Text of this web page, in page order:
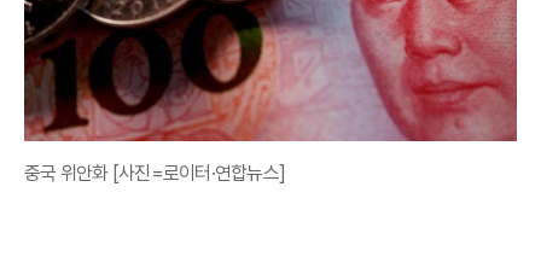
중국 위안화 [사진=로이터·연합뉴스]